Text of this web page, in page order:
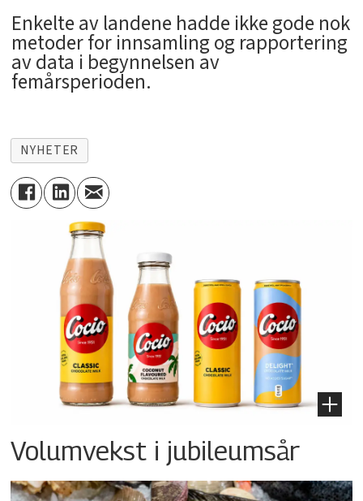
Enkelte av landene hadde ikke gode nok
metoder for innsamling og rapportering
av data i begynnelsen av
femårsperioden.
NYHETER
Volumvekst i jubileumsår